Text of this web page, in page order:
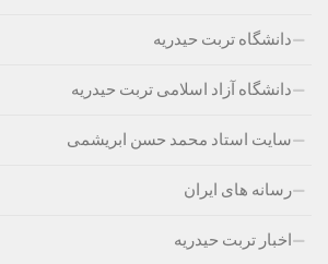
دانشگاه تربت حیدریه
دانشگاه آزاد اسلامی تربت حیدریه
سایت استاد محمد حسن ابریشمی
رسانه های ایران
اخبار تربت حیدریه